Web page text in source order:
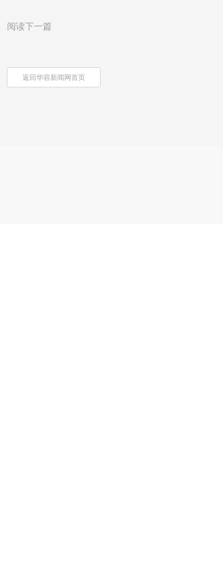
阅读下一篇
返回华容新闻网首页